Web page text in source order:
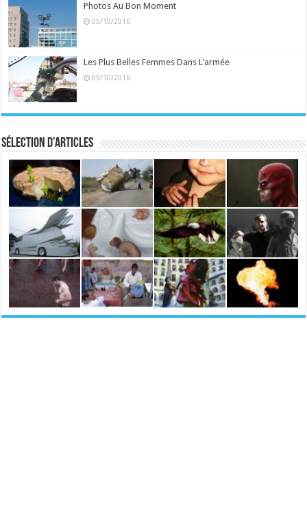
Photos Au Bon Moment
05/10/2016
Les Plus Belles Femmes Dans L'armée
05/10/2016
Sélection d’articles